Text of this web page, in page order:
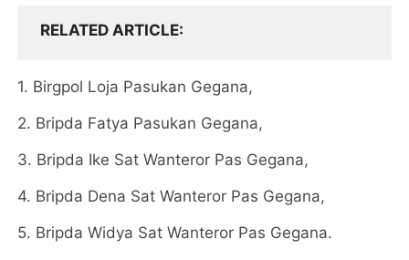
RELATED ARTICLE
1. Birgpol Loja Pasukan Gegana,
2. Bripda Fatya Pasukan Gegana,
3. Bripda Ike Sat Wanteror Pas Gegana,
4. Bripda Dena Sat Wanteror Pas Gegana,
5. Bripda Widya Sat Wanteror Pas Gegana.